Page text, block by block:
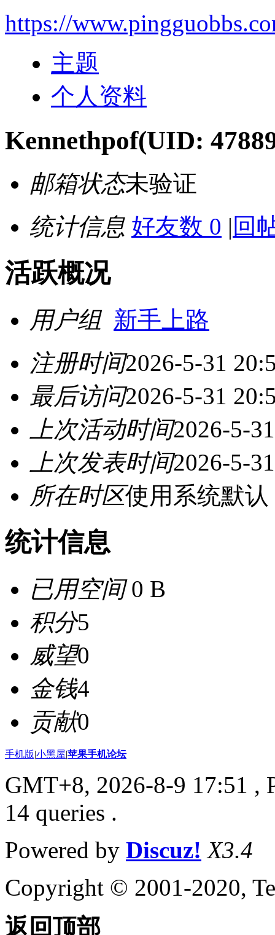
https://
主题
个人资料
Kennethpof(UID:
邮箱状态未验证
统计信息 好友数 0 | 回
活跃概况
用户组 新手上路
注册时间2026-5-31
最后访问2026-5-31
上次活动时间2026-5-
上次发表时间2026-5-
所在时区使用系统默认
统计信息
已用空间0 B
积分5
威望0
金钱4
贡献0
手机版|小黑屋|苹果手机论坛
GMT+8, 2026-8-9 17:51 ,
14 queries .
Powered by Discuz! X3.4
Copyright © 2001-2020,
返回顶部